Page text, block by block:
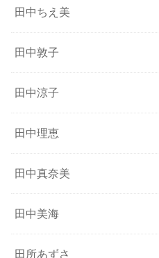
田中ちえ美
田中敦子
田中涼子
田中理恵
田中真奈美
田中美海
田所あずさ